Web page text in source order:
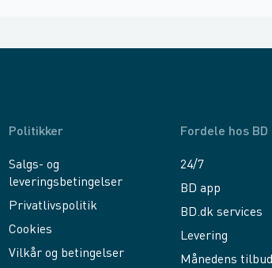
Politikker
Salgs- og
leveringsbetingelser
Privatlivspolitik
Cookies
Vilkår og betingelser
Fordele hos BD
24/7
BD app
BD.dk services
Levering
Månedens tilbud